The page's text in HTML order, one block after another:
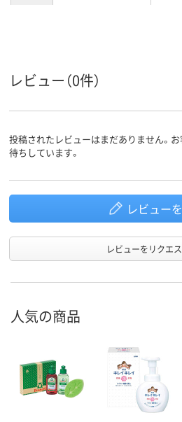
レビュー（0件）
投稿されたレビューはまだありません。
待ちしています。
レビュー
レビューをリクエ
人気の商品